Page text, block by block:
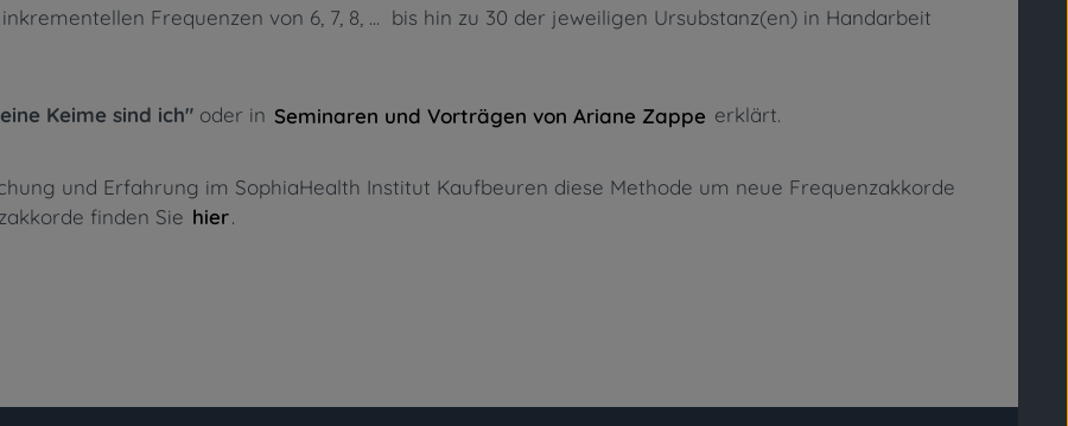
Frequenzen von 6, 7, 8, ... bis hin zu 30 der jeweiligen Ursubstanz(en) in Handarbeit
Keime sind ich" oder in Seminaren und Vorträgen von Ariane Zappe erklärt.
und Erfahrung im SophiaHealth Institut Kaufbeuren diese Methode um neue Frequenzakkorde
finden Sie hier.